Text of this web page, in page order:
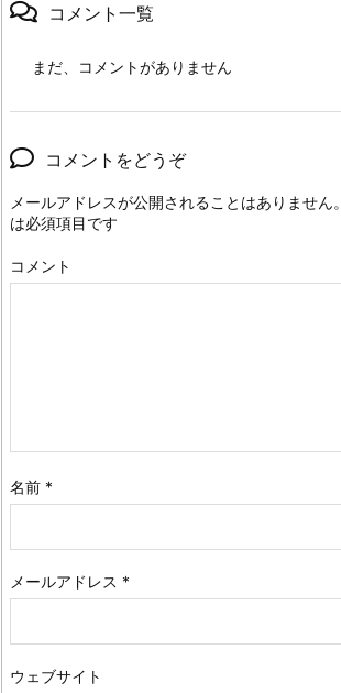
コメント一覧
まだ、コメントがありません
コメントをどうぞ
メールアドレスが公開されることはありません。
は必須項目です
コメント
名前 *
メールアドレス *
ウェブサイト